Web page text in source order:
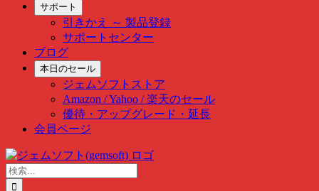
サポート
引きかえ ～ 製品登録
サポートセンター
ブログ
本日のセール
ジェムソフトストア
Amazon / Yahoo / 楽天のセール
優待・アップグレード・延長
会員ページ
Skip
to
content
検
索